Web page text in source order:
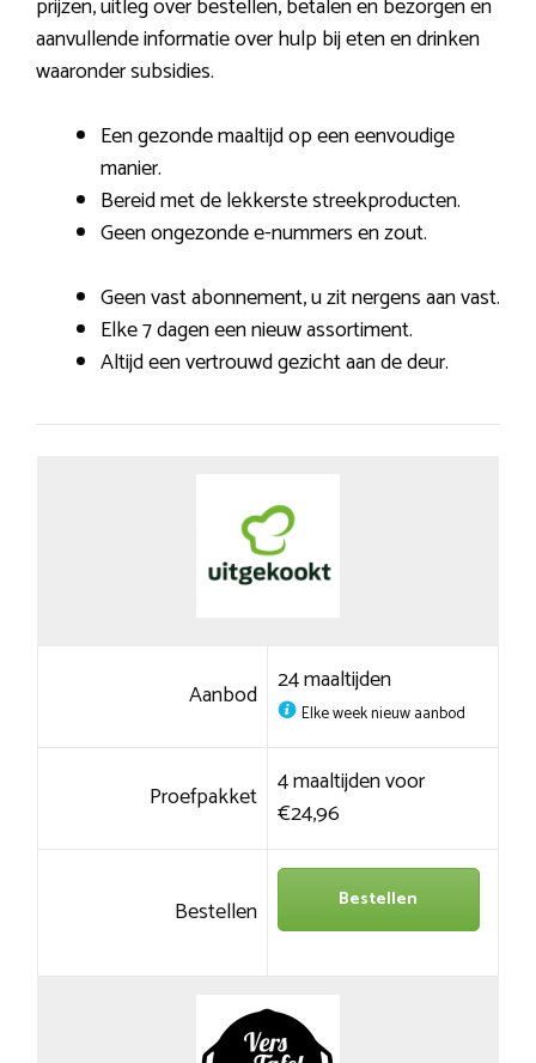
prijzen, uitleg over bestellen, betalen en bezorgen en
aanvullende informatie over hulp bij eten en drinken
waaronder subsidies.
Een gezonde maaltijd op een eenvoudige
manier.
Bereid met de lekkerste streekproducten.
Geen ongezonde e-nummers en zout.
Geen vast abonnement, u zit nergens aan vast.
Elke 7 dagen een nieuw assortiment.
Altijd een vertrouwd gezicht aan de deur.
Aanbod 24 maaltijden
Elke week nieuw aanbod
Proefpakket 4 maaltijden voor
€24,96
Bestellen Bestellen